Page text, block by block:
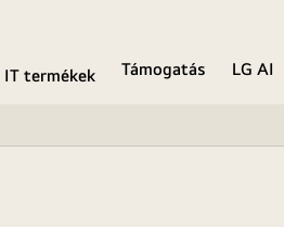
IT termékek Támogatás
LG AI